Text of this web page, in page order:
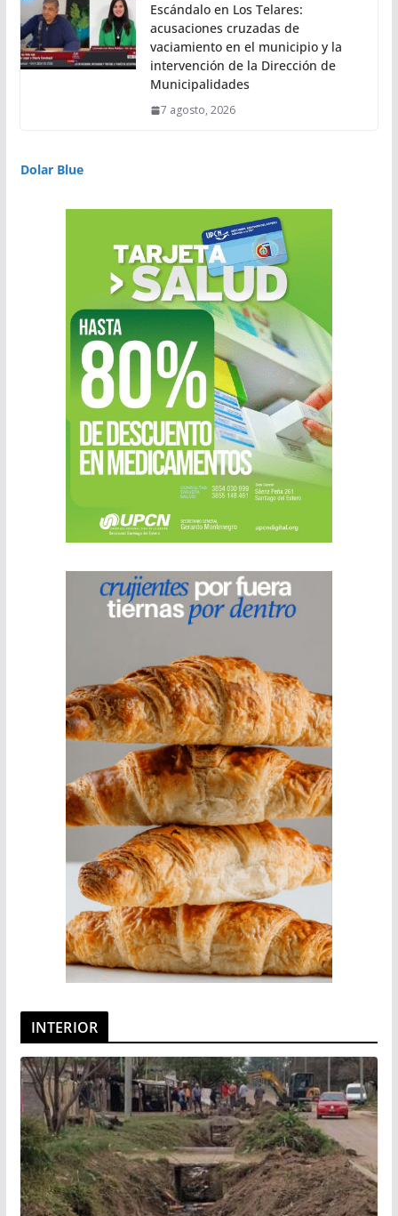
Escándalo en Los Telares:
acusaciones cruzadas de
vaciamiento en el municipio y la
intervención de la Dirección de
Municipalidades
7 agosto, 2026
Dolar Blue
INTERIOR